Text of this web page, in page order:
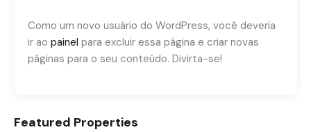
Como um novo usuário do WordPress, você deveria
ir ao painel para excluir essa página e criar novas
páginas para o seu conteúdo. Divirta-se!
Featured Properties